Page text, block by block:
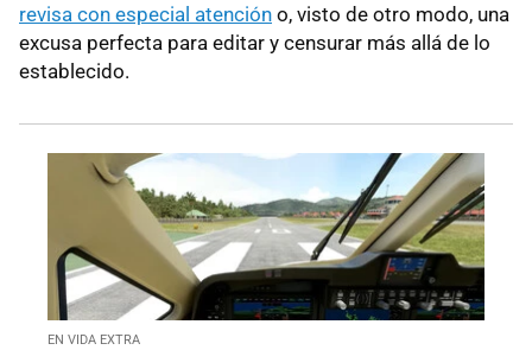
revisa con especial atención o, visto de otro modo, una
excusa perfecta para editar y censurar más allá de lo
establecido.
EN VIDA EXTRA